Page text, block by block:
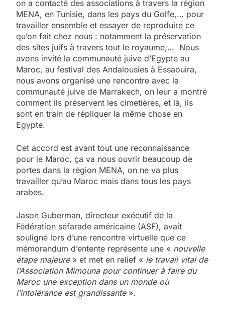
on a contacté des associations à travers la région
MENA, en Tunisie, dans les pays du Golfe,… pour
travailler ensemble et essayer de reproduire ce
qu’on fait chez nous : notamment la préservation
des sites juifs à travers tout le royaume,… Nous
avons invité la communauté juive d’Egypte au
Maroc, au festival des Andalousies à Essaouira,
nous avons organisé une rencontre avec la
communauté juive de Marrakech, on leur a montré
comment ils préservent les cimetières, et là, ils
sont en train de répliquer la même chose en
Egypte.
Cet accord est avant tout une reconnaissance
pour le Maroc, ça va nous ouvrir beaucoup de
portes dans la région MENA, on ne va plus
travailler qu’au Maroc mais dans tous les pays
arabes.
Jason Guberman, directeur exécutif de la
Fédération séfarade américaine (ASF), avait
souligné lors d’une rencontre virtuelle que ce
mémorandum d’entente représente une « nouvelle
étape majeure» et met en relief « le travail vital de
l’Association Mimouna pour continuer à faire du
Maroc une exception dans un monde où
l’intolérance est grandissante».